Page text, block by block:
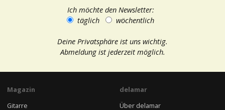
Ich möchte den Newsletter:
täglich
wöchentlich
Deine Privatsphäre ist uns wichtig.
Abmeldung ist jederzeit möglich.
Magazin
Gitarre
delamar
Über delamar